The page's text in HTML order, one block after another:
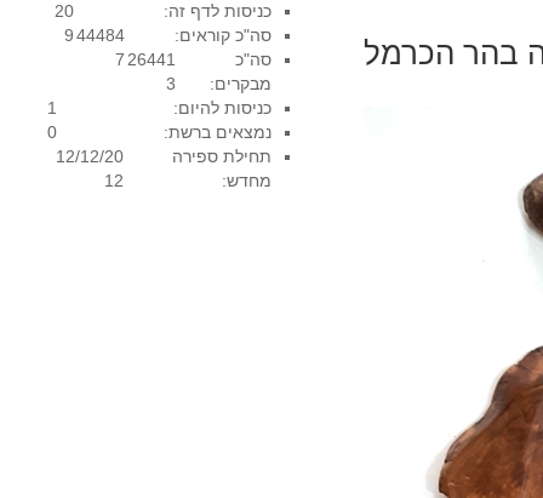
השריםה בהר הכרמל
ר
י
ם
נ
ו
ש
20
9
כניסות לדף זה:
44484
7
סה"כ קוראים:
26441
3
סה"כ
מבקרים:
1
כניסות להיום:
0
נמצאים ברשת:
12/12/20
12
תחילת ספירה
מחדש: